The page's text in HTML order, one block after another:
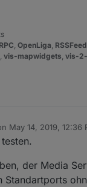
OpenLiga RSSFeed
vis-mapwidgets vis-
May 14, 2019, 12:36
by
der Media
Standartports